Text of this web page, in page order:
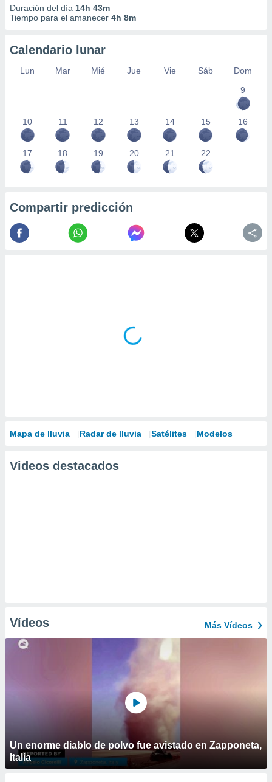
Duración del día 14h 43m
Tiempo para el amanecer 4h 8m
Calendario lunar
Lun Mar Mié Jue Vie Sáb
Dom
9
10 11 12 13 14 15 16
17 18 19 20 21 22
Compartir predicción
Mapa de lluvia Radar de lluvia Satélites Modelos
Videos destacados
Vídeos Más Vídeos
Un enorme diablo de polvo fue avistado en Zapponeta,
Italia